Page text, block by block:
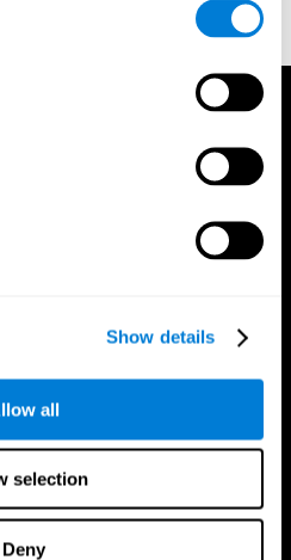
Show details
all
selection
Deny
L'Enseignement
seals-57378.
CogniFit